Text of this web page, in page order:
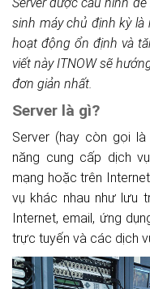
Server được cấu hình
sinh máy chủ định kỳ
hoạt động ổn định và
viết này ITNOW sẽ
đơn giản nhất.
Server là gì?
Server (hay còn gọi
năng cung cấp dịch
mạng hoặc trên
vụ khác nhau như lưu
Internet, email, ứng
trực tuyến và các dịch